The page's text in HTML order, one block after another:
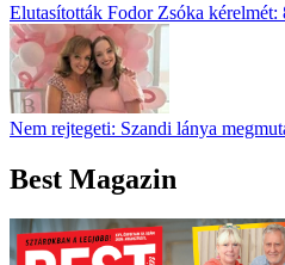
Elutasították Fodor Zsóka
Nem rejtegeti: Szandi lánya
Best Magazin